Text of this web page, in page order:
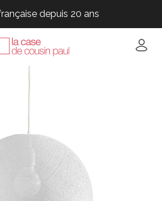
depuis 20 ans
depuis 20 ans
depuis 20 ans